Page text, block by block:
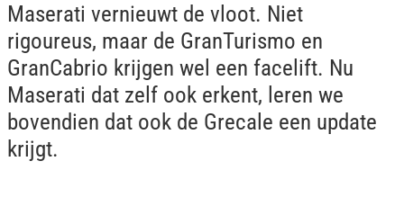
Maserati vernieuwt de vloot. Niet
rigoureus, maar de GranTurismo en
GranCabrio krijgen wel een facelift. Nu
Maserati dat zelf ook erkent, leren we
bovendien dat ook de Grecale een update
krijgt.